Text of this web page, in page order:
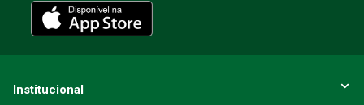
Institucional